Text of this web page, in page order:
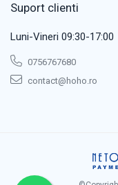
Suport clienti
Luni-Vineri 09:30-17:00
0756767680
contact@hoho.ro